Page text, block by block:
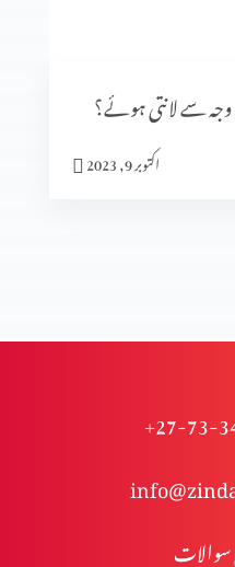
ہوسکتے؟
سے لانتی ہوئے؟
اکتوبر 9, 2023
+27-73-